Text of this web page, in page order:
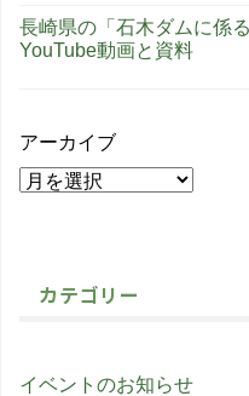
長崎県の「石木ダムに係
YouTube動画と資料
アーカイブ
カテゴリー
イベントのお知らせ